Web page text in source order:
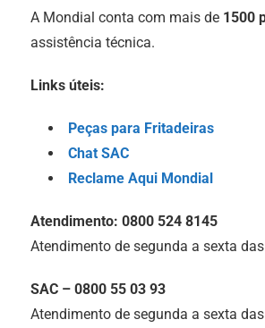
A Mondial conta com mais de 1500
assistência técnica.
Links úteis:
Peças para Fritadeiras
Chat SAC
Reclame Aqui Mondial
Atendimento: 0800 524 8145
Atendimento de segunda a sexta
SAC – 0800 55 03 93
Atendimento de segunda a sexta